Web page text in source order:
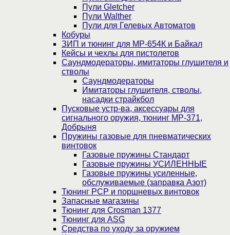
Пули Gletcher
Пули Walther
Пули для Гелевых Автоматов
Кобуры
ЗИП и тюнинг для МР-654К и Байкал
Кейсы и чехлы для пистолетов
Саундмодераторы, имитаторы глушителя и
стволы
Саундмодераторы
Имитаторы глушителя, стволы,
насадки страйкбол
Пусковые устр-ва, аксессуары для
сигнального оружия, тюнинг МР-371,
Добрыня
Пружины газовые для пневматических
винтовок
Газовые пружины Стандарт
Газовые пружины УСИЛЕННЫЕ
Газовые пружины усиленные,
обслуживаемые (заправка Азот)
Тюнинг PCP и поршневых винтовок
Запасные магазины
Тюнинг для Crosman 1377
Тюнинг для ASG
Средства по уходу за оружием